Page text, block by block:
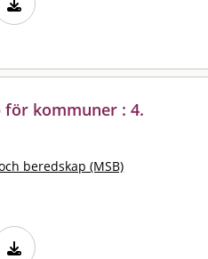
för kommuner : 4.
beredskap (MSB)